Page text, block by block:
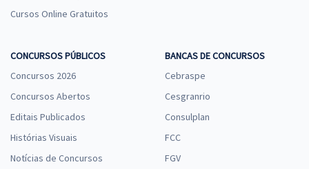
Cursos Online Gratuitos
CONCURSOS PÚBLICOS
Concursos 2026
Concursos Abertos
Editais Publicados
Histórias Visuais
Notícias de Concursos
BANCAS DE CONCURSOS
Cebraspe
Cesgranrio
Consulplan
FCC
FGV